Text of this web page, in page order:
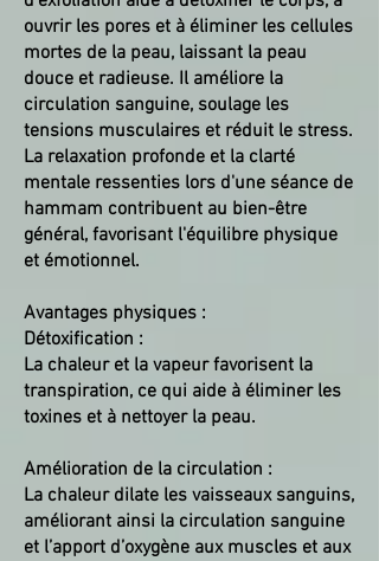
ouvrir les pores et à éliminer les cellules
mortes de la peau, laissant la peau
douce et radieuse. Il améliore la
circulation sanguine, soulage les
tensions musculaires et réduit le stress.
La relaxation profonde et la clarté
mentale ressenties lors d'une séance de
hammam contribuent au bien-être
général, favorisant l'équilibre physique
et émotionnel.
Avantages physiques :
Détoxification :
La chaleur et la vapeur favorisent la
transpiration, ce qui aide à éliminer les
toxines et à nettoyer la peau.
Amélioration de la circulation :
La chaleur dilate les vaisseaux sanguins,
améliorant ainsi la circulation sanguine
et l’apport d’oxygène aux muscles et aux